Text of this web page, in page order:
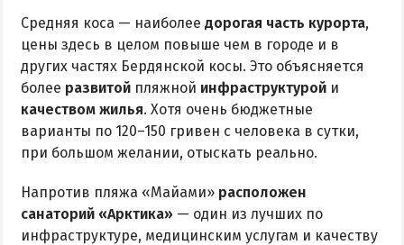
Средняя коса — наиболее дорогая часть курорта,
цены здесь в целом повыше чем в городе и в
других частях Бердянской косы. Это объясняется
более развитой пляжной инфраструктурой и
качеством жилья. Хотя очень бюджетные
варианты по 120–150 гривен с человека в сутки,
при большом желании, отыскать реально.
Напротив пляжа «Майами» расположен
санаторий «Арктика» — один из лучших по
инфраструктуре, медицинским услугам и качеству